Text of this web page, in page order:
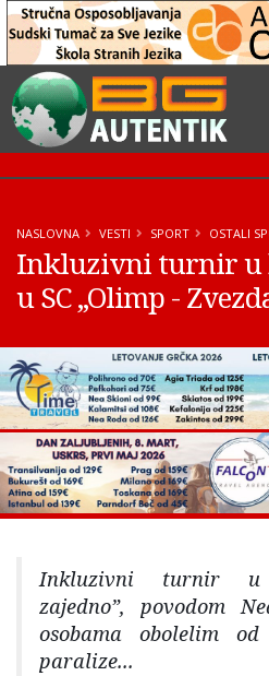
NASLOVNA VESTI SPORT OSTALI
Inkluzivni turnir u
u SC „Olimp -
Inkluzivni turnir u
zajedno”, povodom
osobama obolelim
paralize...